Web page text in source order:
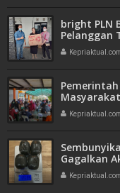
bright PLN
Pelanggan
Gagalkan